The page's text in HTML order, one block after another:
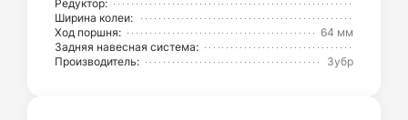
Редуктор:
Ширина колеи:
Ход поршня:
64 мм
Задняя навесная система:
Производитель:
Зубр